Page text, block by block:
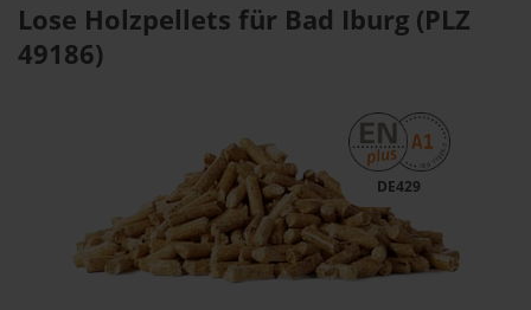
Lose Holzpellets für Bad Iburg (PLZ
49186)
DE429